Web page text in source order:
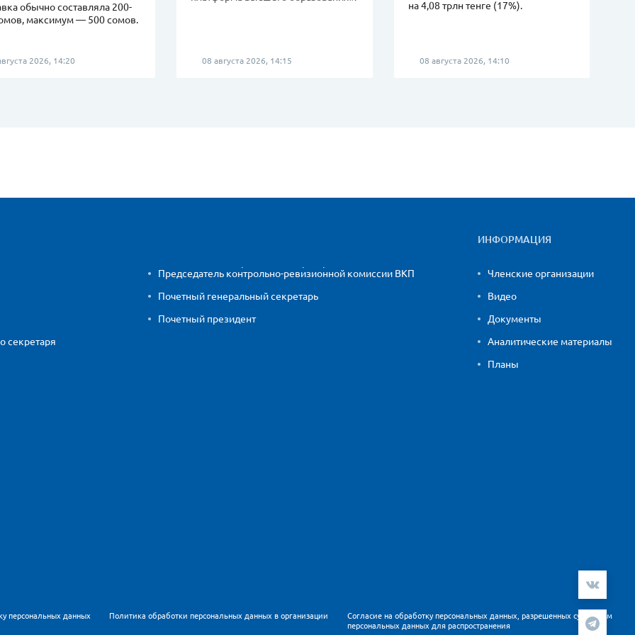
обычно составляла 200-
максимум — 500 сомов.
2026, 14:20 08 августа 2026, 14:15
на 4,08 трлн тенге (17%).
08 августа 2026, 14:10
секретаря
Председатель контрольно-ревизионной комиссии ВКП
Почетный генеральный секретарь
Почетный президент
ИНФОРМАЦИЯ
Членские организации
Видео
Документы
Аналитические материалы
Планы
персональных данных Политика обработки персональных данных в организации
Согласие на обработку персональных данных, разрешенных субъектом
персональных данных для распространения